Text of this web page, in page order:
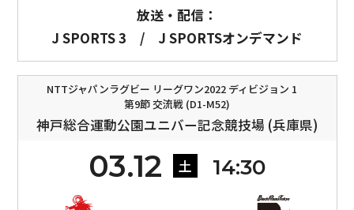
放送・配信：
J SPORTS 3
/ J SPORTSオンデマンド
NTTジャパンラグビー リーグワン2022 ディビジョン 1
第9節 交流戦 (D1-M52)
神戸総合運動公園ユニバー記念競技場 (兵庫県)
03.12 土 14:30